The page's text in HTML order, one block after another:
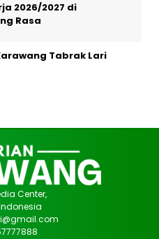
2026/2027 di
Rasa
Tabrak Lari
Center,